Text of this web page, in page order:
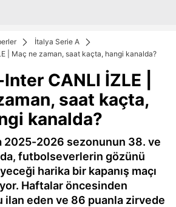
İtalya Serie A
| Maç ne zaman, saat kaçta, hangi kanalda?
CANLI İZLE |
saat kaçta,
kanalda?
2025-2026 sezonunun 38. ve
futbolseverlerin gözünü
harika bir kapanış maçı
Haftalar öncesinden
ilan eden ve 86 puanla zirvede